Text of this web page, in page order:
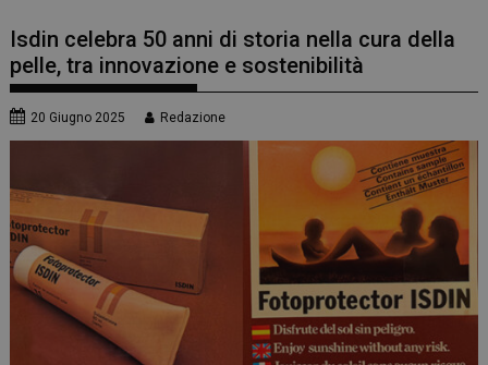
Isdin celebra 50 anni di storia nella cura della
pelle, tra innovazione e sostenibilità
20 Giugno 2025 Redazione